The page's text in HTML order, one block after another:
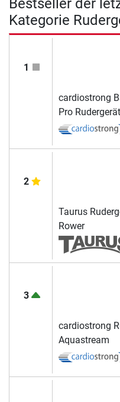
Bestseller der
Kategorie
1
cardiostrong
Pro Rudergerät
2
Taurus
Rower
3
cardiostrong
Aquastream